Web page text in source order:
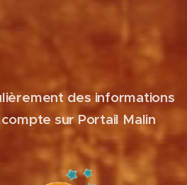
des informations
sur Portail Malin